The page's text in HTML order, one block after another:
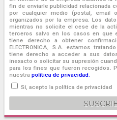
fin de enviarle publicidad relacionada
por cualquier medio (postal, email
organizados por la empresa. Los
mientras no solicite el cese de la
terceros salvo en los casos en que
tiene derecho a obtener
ELECTRONICA, S.A. estamos
tiene derecho a acceder a sus
inexacto o solicitar su supresión
para los fines que fueron recogidos.
nuestra política de privacidad.
Sí, acepto la política de privacidad